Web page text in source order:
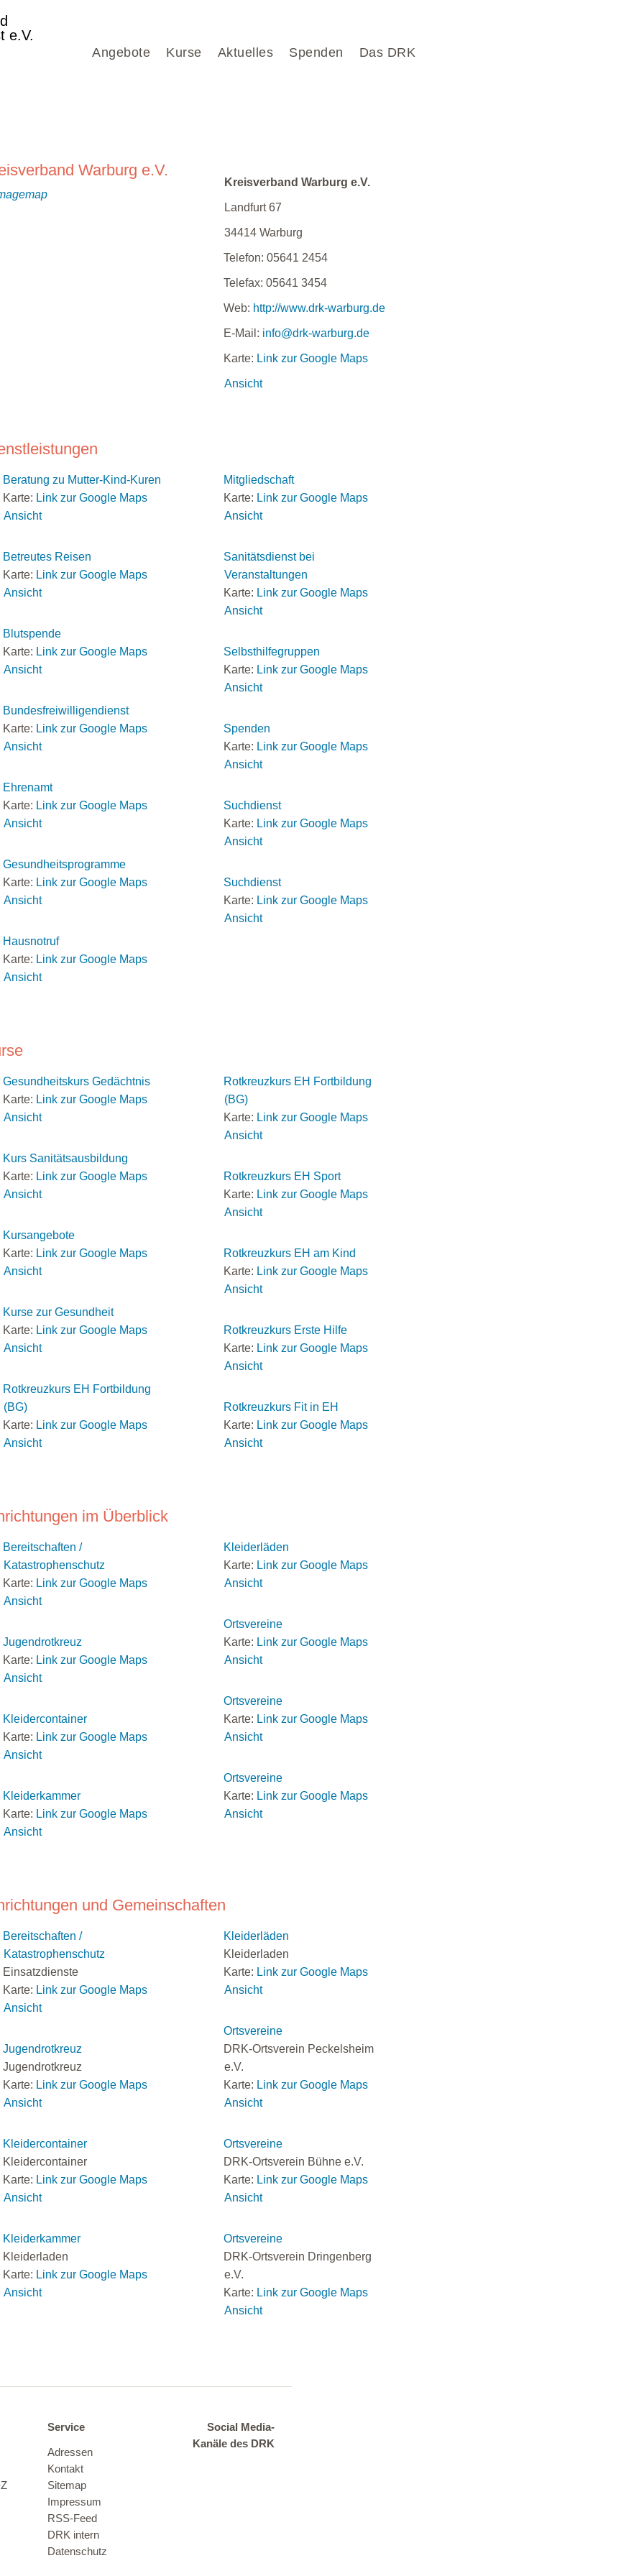
Angebote Kurse Aktuelles Spenden Das DRK
e.V.
Warburg e.V.
Kreisverband Warburg e.V.
Landfurt 67
34414Warburg
Telefon: 05641 2454
Telefax: 05641 3454
Web: http://www.drk-warburg.de
E-Mail: info@drk-warburg.de
Karte: Link zur Google Maps
Ansicht
Beratung zu Mutter-Kind-Kuren
Karte: Link zur Google Maps
Ansicht
Betreutes Reisen
Karte: Link zur Google Maps
Ansicht
Blutspende
Karte: Link zur Google Maps
Ansicht
Bundesfreiwilligendienst
Karte: Link zur Google Maps
Ansicht
Ehrenamt
Karte: Link zur Google Maps
Ansicht
Gesundheitsprogramme
Karte: Link zur Google Maps
Ansicht
Hausnotruf
Karte: Link zur Google Maps
Ansicht
Mitgliedschaft
Karte: Link zur Google Maps
Ansicht
Sanitätsdienst bei
Veranstaltungen
Karte: Link zur Google Maps
Ansicht
Selbsthilfegruppen
Karte: Link zur Google Maps
Ansicht
Spenden
Karte: Link zur Google Maps
Ansicht
Suchdienst
Karte: Link zur Google Maps
Ansicht
Suchdienst
Karte: Link zur Google Maps
Ansicht
Gesundheitskurs Gedächtnis
Karte: Link zur Google Maps
Ansicht
Kurs Sanitätsausbildung
Karte: Link zur Google Maps
Ansicht
Kursangebote
Karte: Link zur Google Maps
Ansicht
Kurse zur Gesundheit
Karte: Link zur Google Maps
Ansicht
Rotkreuzkurs EH Fortbildung
(BG)
Karte: Link zur Google Maps
Ansicht
Rotkreuzkurs EH Fortbildung
(BG)
Karte: Link zur Google Maps
Ansicht
Rotkreuzkurs EH Sport
Karte: Link zur Google Maps
Ansicht
Rotkreuzkurs EH am Kind
Karte: Link zur Google Maps
Ansicht
Rotkreuzkurs Erste Hilfe
Karte: Link zur Google Maps
Ansicht
Rotkreuzkurs Fit in EH
Karte: Link zur Google Maps
Ansicht
im Überblick
Bereitschaften /
Katastrophenschutz
Karte: Link zur Google Maps
Ansicht
Jugendrotkreuz
Karte: Link zur Google Maps
Ansicht
Kleidercontainer
Karte: Link zur Google Maps
Ansicht
Kleiderkammer
Karte: Link zur Google Maps
Ansicht
Kleiderläden
Karte: Link zur Google Maps
Ansicht
Ortsvereine
Karte: Link zur Google Maps
Ansicht
Ortsvereine
Karte: Link zur Google Maps
Ansicht
Ortsvereine
Karte: Link zur Google Maps
Ansicht
und Gemeinschaften
Bereitschaften /
Katastrophenschutz
Einsatzdienste
Karte: Link zur Google Maps
Ansicht
Jugendrotkreuz
Jugendrotkreuz
Karte: Link zur Google Maps
Ansicht
Kleidercontainer
Kleidercontainer
Karte: Link zur Google Maps
Ansicht
Kleiderkammer
Kleiderladen
Karte: Link zur Google Maps
Ansicht
Kleiderläden
Kleiderladen
Karte: Link zur Google Maps
Ansicht
Ortsvereine
DRK-Ortsverein Peckelsheim
e.V.
Karte: Link zur Google Maps
Ansicht
Ortsvereine
DRK-Ortsverein Bühne e.V.
Karte: Link zur Google Maps
Ansicht
Ortsvereine
DRK-Ortsverein Dringenberg
e.V.
Karte: Link zur Google Maps
Ansicht
Service
Adressen
Kontakt
Sitemap
Impressum
RSS-Feed
DRK intern
Datenschutz
Social Media-
Kanäle des DRK